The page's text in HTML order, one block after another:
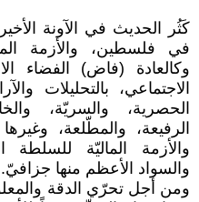
كَثُر الحديث في الآونة
في فلسطين، والأزمة
وكالعادة (فاض) الفضاء
الاجتماعي، بالتحليلات
الحصرية، والسريّة،
الرفيعة، والمطّلعة،
والأزمة الماليّة للسلطة
والسواد الأعظم منها جزافيّ.
ومن أجل تحرّي الدقة